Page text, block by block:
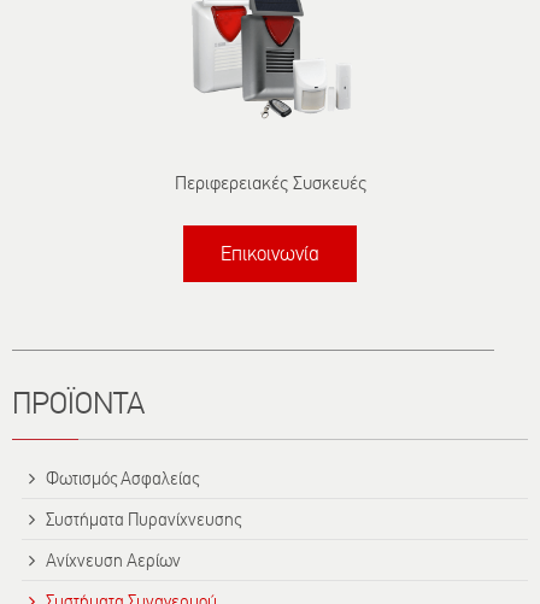
Περιφερειακές Συσκευές
Επικοινωνία
ΠΡΟΪΟΝΤΑ
Φωτισμός Ασφαλείας
Συστήματα Πυρανίχνευσης
Ανίχνευση Αερίων